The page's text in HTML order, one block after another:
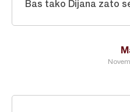
Bas tako Dijana zato